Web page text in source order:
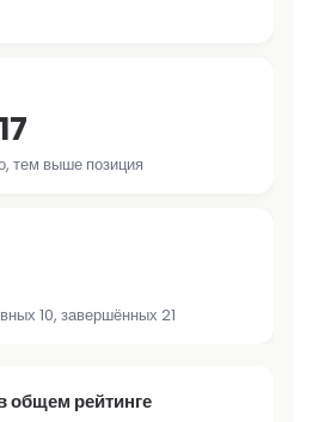
тем выше позиция
10, завершённых 21
общем рейтинге